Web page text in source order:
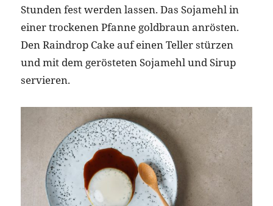
Stunden fest werden lassen. Das Sojamehl in
einer trockenen Pfanne goldbraun anrösten.
Den Raindrop Cake auf einen Teller stürzen
und mit dem gerösteten Sojamehl und Sirup
servieren.